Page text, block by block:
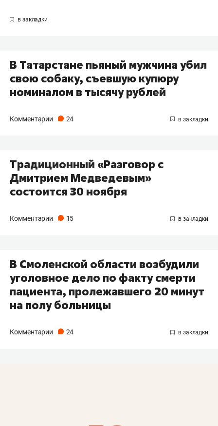
В Татарстане пьяный мужчина убил
свою собаку, съевшую купюру
номиналом в тысячу рублей
Комментарии 24
Традиционный «Разговор с
Дмитрием Медведевым»
состоится 30 ноября
Комментарии 15
В Смоленской области возбудили
уголовное дело по факту смерти
пациента, пролежавшего 20 минут
на полу больницы
Комментарии 24